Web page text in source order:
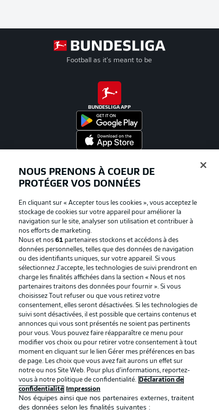
Football as it's meant to be
BUNDESLIGA APP
La publicité Conditions d’utilisation des
Mentions Légales Gérer mes préférences
Déclaration de
confidentialité
Diffuseurs
Travaux Contact
Impression Joueurs
NOUS PRENONS À COEUR DE
PROTÉGER VOS DONNÉES
En cliquant sur « Accepter tous les cookies », vous acceptez le
stockage de cookies sur votre appareil pour améliorer la
navigation sur le site, analyser son utilisation et contribuer à
nos efforts de marketing.
Nous et nos61 partenaires stockons et accédons à des
données personnelles, telles que des données de navigation
ou des identifiants uniques, sur votre appareil. Si vous
sélectionnez J'accepte, les technologies de suivi prendront en
charge les finalités affichées dans la section « Nous et nos
partenaires traitons des données pour fournir ». Si vous
choisissez Tout refuser ou que vous retirez votre
consentement, elles seront désactivées. Si les technologies de
suivi sont désactivées, il est possible que certains contenus et
annonces qui vous sont présentés ne soient pas pertinents
pour vous. Vous pouvez faire réapparaître ce menu pour
modifier vos choix ou pour retirer votre consentement à tout
moment en cliquant sur le lien Gérer mes préférences en bas
de page. Les choix que vous avez fait aurons un effet sur
notre ou nos Site Web. Pour plus d’informations, reportez-
vous à notre politique de confidentialité.
Déclaration de
confidentialité
Impression
Nos équipes ainsi que nos partenaires externes, traitent
des données selon les finalités suivantes :